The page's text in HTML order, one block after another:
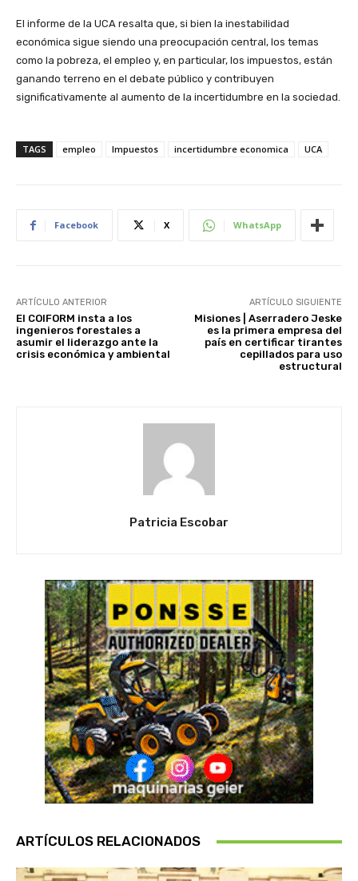
El informe de la UCA resalta que, si bien la inestabilidad
económica sigue siendo una preocupación central, los temas
como la pobreza, el empleo y, en particular, los impuestos, están
ganando terreno en el debate público y contribuyen
significativamente al aumento de la incertidumbre en la sociedad.
TAGS empleo Impuestos incertidumbre economica UCA
Facebook X WhatsApp
ARTÍCULO ANTERIOR
El COIFORM insta a los
ingenieros forestales a
asumir el liderazgo ante la
crisis económica y ambiental
ARTÍCULO SIGUIENTE
Misiones | Aserradero Jeske
es la primera empresa del
país en certificar tirantes
cepillados para uso
estructural
Patricia Escobar
ARTÍCULOS RELACIONADOS